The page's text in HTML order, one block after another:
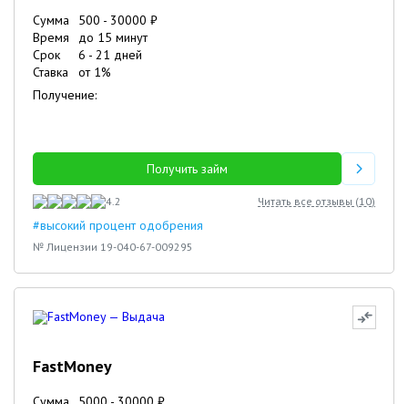
Сумма 500 - 30000 ₽
Время
до 15 минут
Срок
6 - 21 дней
Ставка
от 1%
Получение:
Получить займ
4.2 Читать все отзывы (10)
#высокий процент одобрения
№ Лицензии 19-040-67-009295
FastMoney